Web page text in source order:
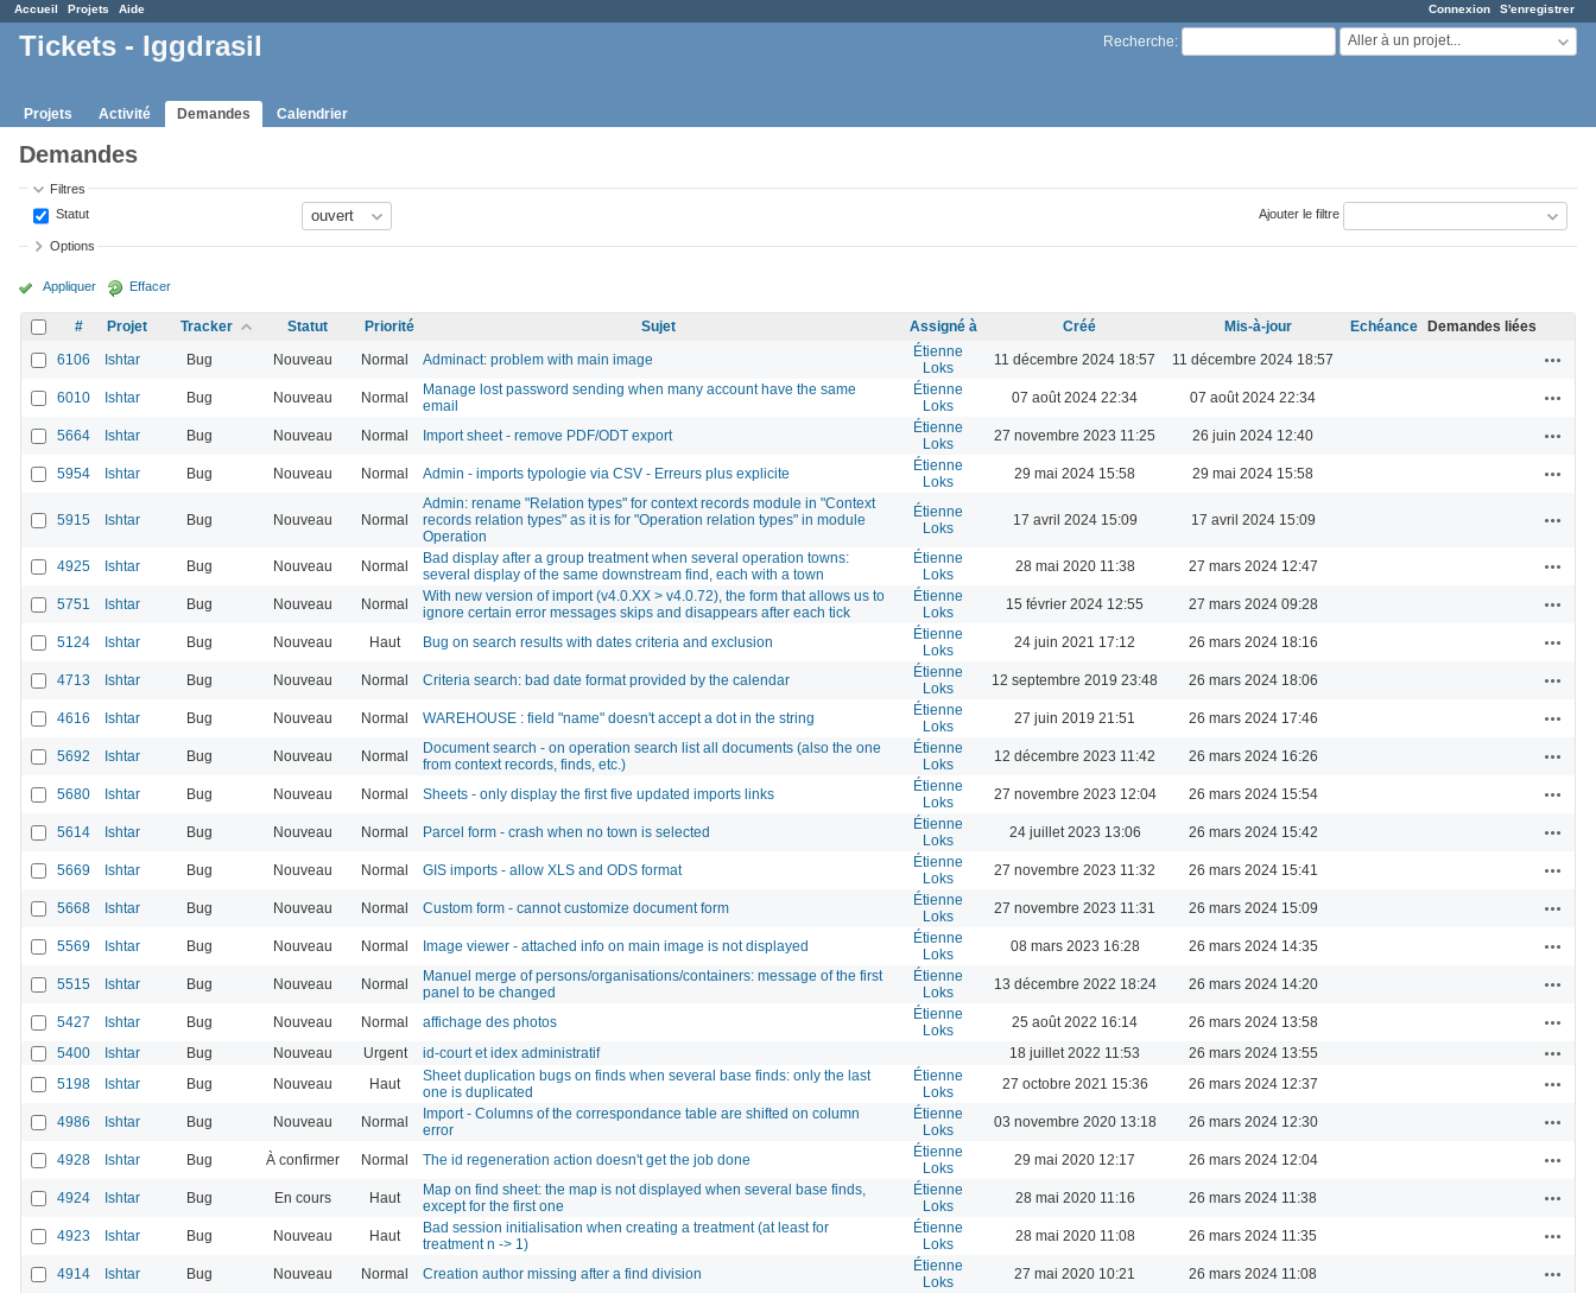
Connexion S'enregistrer
Accueil Projets Aide
Recherche: Aller à un projet...
Tickets - Iggdrasil
Projets Activité Demandes Calendrier
Demandes
Filtres
Statut
Ajouter le filtre
Options
Appliquer Effacer
# Projet Tracker Statut Priorité Sujet Assigné à Créé Mis-à-jour Echéance Demandes liées
6106
Ishtar Bug Nouveau Normal Adminact: problem with main image
Étienne
Loks
11 décembre 2024 18:57 11 décembre 2024 18:57
6010 Ishtar Bug Nouveau Normal
Manage lost password sending when many account have the same
email
Étienne
Loks
07 août 2024 22:34 07 août 2024 22:34
5664 Ishtar Bug Nouveau Normal Import sheet - remove PDF/ODT export
Étienne
Loks
27 novembre 2023 11:25 26 juin 2024 12:40
5954 Ishtar Bug Nouveau Normal Admin - imports typologie via CSV - Erreurs plus explicite
Étienne
Loks
29 mai 2024 15:58 29 mai 2024 15:58
5915 Ishtar Bug Nouveau Normal
Admin: rename "Relation types" for context records module in "Context
records relation types" as it is for "Operation relation types" in module
Operation
Étienne
Loks
17 avril 2024 15:09 17 avril 2024 15:09
4925 Ishtar Bug Nouveau Normal
Bad display after a group treatment when several operation towns:
several display of the same downstream find, each with a town
Étienne
Loks
28 mai 2020 11:38 27 mars 2024 12:47
5751 Ishtar Bug Nouveau Normal
With new version of import (v4.0.XX > v4.0.72), the form that allows us to
ignore certain error messages skips and disappears after each tick
Étienne
Loks
15 février 2024 12:55 27 mars 2024 09:28
5124 Ishtar Bug Nouveau Haut Bug on search results with dates criteria and exclusion
Étienne
Loks
24 juin 2021 17:12 26 mars 2024 18:16
4713 Ishtar Bug Nouveau Normal Criteria search: bad date format provided by the calendar
Étienne
Loks
12 septembre 2019 23:48 26 mars 2024 18:06
4616 Ishtar Bug Nouveau Normal WAREHOUSE : field "name" doesn't accept a dot in the string
Étienne
Loks
27 juin 2019 21:51 26 mars 2024 17:46
5692 Ishtar Bug Nouveau Normal
Document search - on operation search list all documents (also the one
from context records, finds, etc.)
Étienne
Loks
12 décembre 2023 11:42 26 mars 2024 16:26
5680 Ishtar Bug Nouveau Normal Sheets - only display the first five updated imports links
Étienne
Loks
27 novembre 2023 12:04 26 mars 2024 15:54
5614 Ishtar Bug Nouveau Normal Parcel form - crash when no town is selected
Étienne
Loks
24 juillet 2023 13:06 26 mars 2024 15:42
5669 Ishtar Bug Nouveau Normal GIS imports - allow XLS and ODS format
Étienne
Loks
27 novembre 2023 11:32 26 mars 2024 15:41
5668 Ishtar Bug Nouveau Normal Custom form - cannot customize document form
Étienne
Loks
27 novembre 2023 11:31 26 mars 2024 15:09
5569 Ishtar Bug Nouveau Normal Image viewer - attached info on main image is not displayed
Étienne
Loks
08 mars 2023 16:28 26 mars 2024 14:35
5515 Ishtar Bug Nouveau Normal
Manuel merge of persons/organisations/containers: message of the first
panel to be changed
Étienne
Loks
13 décembre 2022 18:24 26 mars 2024 14:20
5427 Ishtar Bug Nouveau Normal affichage des photos
Étienne
Loks
25 août 2022 16:14 26 mars 2024 13:58
5400 Ishtar Bug Nouveau Urgent id-court et idex administratif 18 juillet 2022 11:53 26 mars 2024 13:55
5198 Ishtar Bug Nouveau Haut
Sheet duplication bugs on finds when several base finds: only the last
one is duplicated
Étienne
Loks
27 octobre 2021 15:36 26 mars 2024 12:37
4986 Ishtar Bug Nouveau Normal
Import - Columns of the correspondance table are shifted on column
error
Étienne
Loks
03 novembre 2020 13:18 26 mars 2024 12:30
4928 Ishtar Bug À confirmer Normal The id regeneration action doesn't get the job done
Étienne
Loks
29 mai 2020 12:17 26 mars 2024 12:04
4924 Ishtar Bug En cours Haut
Map on find sheet: the map is not displayed when several base finds,
except for the first one
Étienne
Loks
28 mai 2020 11:16 26 mars 2024 11:38
4923 Ishtar Bug Nouveau Haut
Bad session initialisation when creating a treatment (at least for
treatment n -> 1)
Étienne
Loks
28 mai 2020 11:08 26 mars 2024 11:35
4914 Ishtar Bug Nouveau Normal Creation author missing after a find division
Étienne
Loks
27 mai 2020 10:21 26 mars 2024 11:08